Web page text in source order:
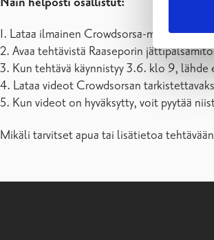
1. Lataa ilmainen Crowdsorsa-mobiilipeli
2. Avaa tehtävistä Raaseporin
3. Kun tehtävä käynnistyy 3.6. klo 9,
4. Lataa videot Crowdsorsan
5. Kun videot on hyväksytty, voit pyytää
Mikäli tarvitset apua tai lisätietoa